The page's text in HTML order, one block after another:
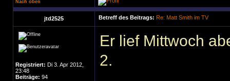
Nach oben
jtd2525 Betreff des Beitrags: Re: Matt Smith im TV
Registriert: Di 3. Apr 2012,
23:48
Beiträge: 94
Er lief Mittwoch
2.